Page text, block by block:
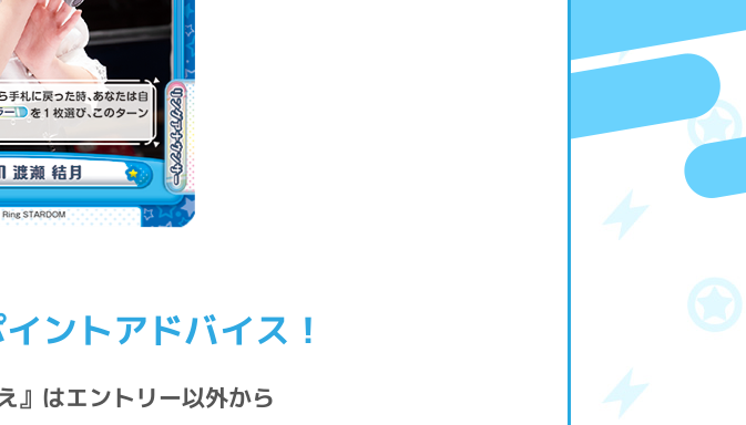
ントアドバイス！
』はエントリー以外から